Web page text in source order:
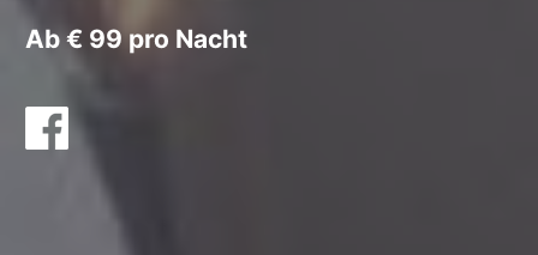
Ab € 99 pro Nacht